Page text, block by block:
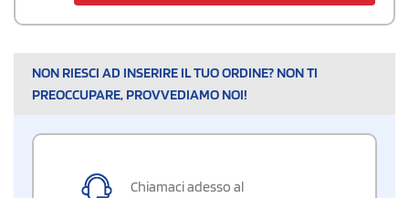
NON RIESCI AD INSERIRE IL TUO ORDINE? NON TI
PREOCCUPARE, PROVVEDIAMO NOI!
Chiamaci adesso al